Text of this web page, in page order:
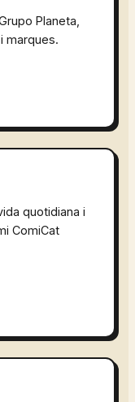
Planeta,
marques.
quotidiana i
ComiCat